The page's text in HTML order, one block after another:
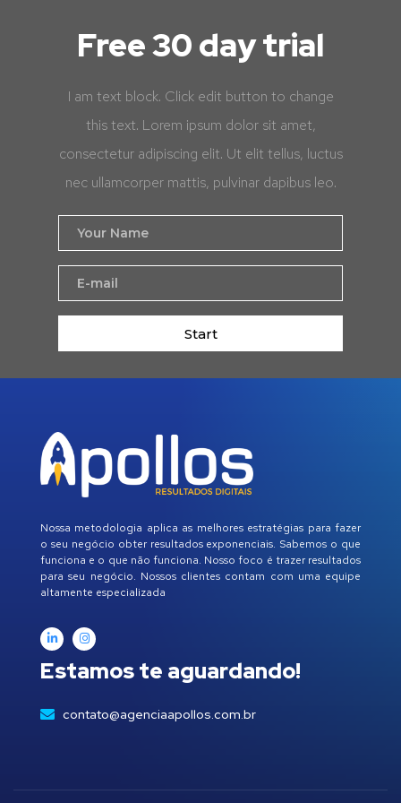
Free 30 day trial
I am text block. Click edit button to change
this text. Lorem ipsum dolor sit amet,
consectetur adipiscing elit. Ut elit tellus, luctus
nec ullamcorper mattis, pulvinar dapibus leo.
Start
Nossa metodologia aplica as melhores estratégias para fazer
o seu negócio obter resultados exponenciais. Sabemos o que
funciona e o que não funciona. Nosso foco é trazer resultados
para seu negócio. Nossos clientes contam com uma equipe
altamente especializada
Estamos te aguardando!
contato@agenciaapollos.com.br